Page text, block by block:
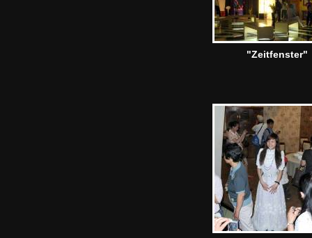
"Zeitfenster"